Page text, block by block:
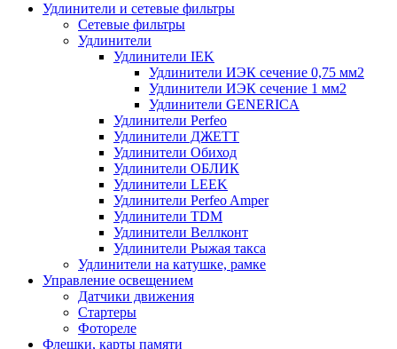
Удлинители и сетевые фильтры
Сетевые фильтры
Удлинители
Удлинители IEK
Удлинители ИЭК сечение 0,75 мм2
Удлинители ИЭК сечение 1 мм2
Удлинители GENERICA
Удлинители Perfeo
Удлинители ДЖЕТТ
Удлинители Обиход
Удлинители ОБЛИК
Удлинители LEEK
Удлинители Perfeo Amper
Удлинители TDM
Удлинители Веллконт
Удлинители Рыжая такса
Удлинители на катушке, рамке
Управление освещением
Датчики движения
Стартеры
Фотореле
Флешки, карты памяти